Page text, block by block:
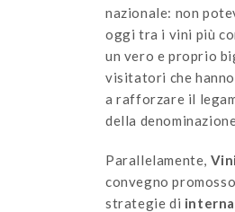
nazionale: non
oggi tra i vini più
un vero e proprio
visitatori che
a rafforzare il
della
Parallelamente,
convegno
strategie di